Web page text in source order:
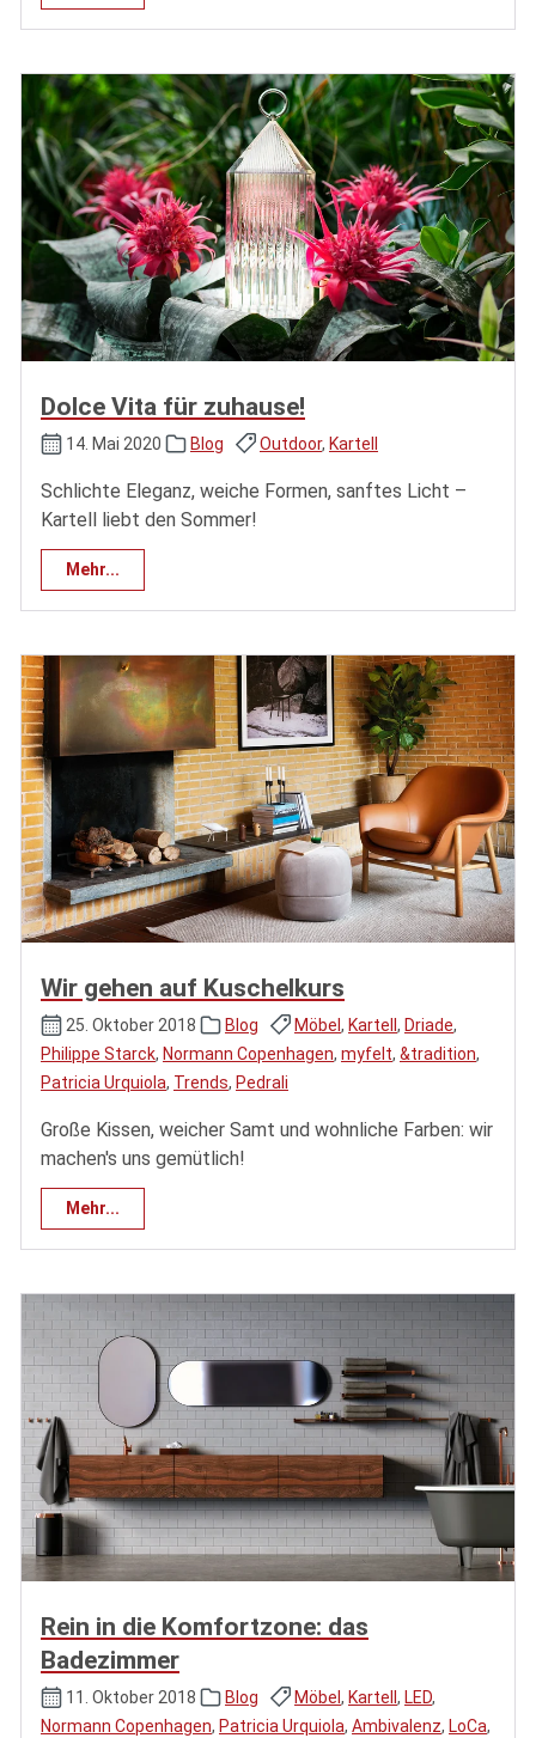
Dolce Vita für zuhause!
14. Mai 2020 Blog Outdoor, Kartell
Schlichte Eleganz, weiche Formen, sanftes Licht –
Kartell liebt den Sommer!
Mehr...
Wir gehen auf Kuschelkurs
25. Oktober 2018 Blog Möbel , Kartell , Driade,
Philippe Starck, Normann Copenhagen, myfelt, &tradition,
Patricia Urquiola, Trends, Pedrali
Große Kissen, weicher Samt und wohnliche Farben: wir
machen's uns gemütlich!
Mehr...
Rein in die Komfortzone: das
Badezimmer
11. Oktober 2018 Blog Möbel , Kartell , LED,
Normann Copenhagen, Patricia Urquiola, Ambivalenz, LoCa,